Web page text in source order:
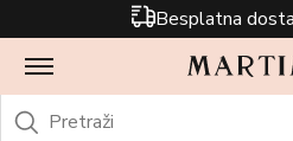
Besplatna